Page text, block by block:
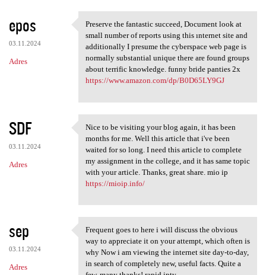
epos
03.11.2024
Adres
Preserve the fantastic
Preserve the fantastic succeed, Document look at
small number of reports using this ınternet site and
additionally I presume the cyberspace web page is
normally substantial unique there are found groups
about terrific knowledge. funny bride panties 2x
https://www.amazon.com/dp/B0D65LY9GJ
SDF
03.11.2024
Adres
Nice to be visiting your blog
Nice to be visiting your blog again, it has been
months for me. Well this article that i've been
waited for so long. I need this article to complete
my assignment in the college, and it has same topic
with your article. Thanks, great share. mio ip
https://mioip.info/
sep
03.11.2024
Adres
Frequent goes to here i will
Frequent goes to here i will discuss the obvious
way to appreciate it on your attempt, which often is
why Now i am viewing the internet site day-to-day,
in search of completely new, useful facts. Quite a